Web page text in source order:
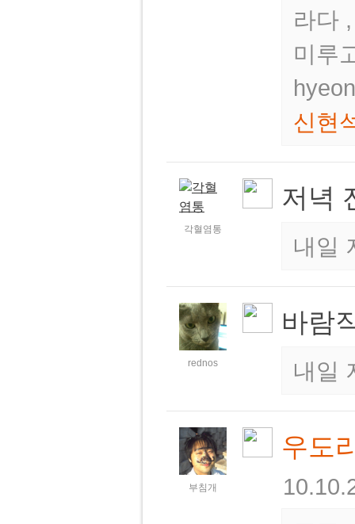
라다
미루
신현
각혈염통
저녁
내일
rednos
바람
내일
부침개
우도